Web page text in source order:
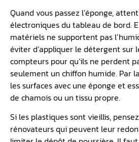
Quand vous passez l’éponge,
électroniques du tableau de bord.
matériels ne supportent pas
éviter d’appliquer le détergent sur
compteurs pour qu’ils ne perdent
seulement un chiffon humide. Par
les surfaces avec une éponge et
de chamois ou un tissu propre.
Si les plastiques sont vieillis,
rénovateurs qui peuvent leur